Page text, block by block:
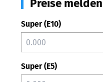
Preise
Super (E10)
Super (E5)